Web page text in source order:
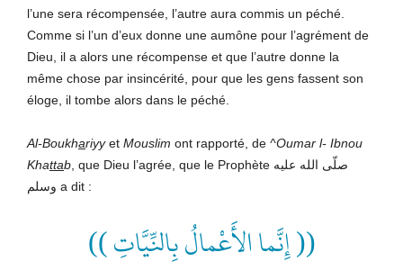
l’une sera récompensée, l’autre aura commis un péché.
Comme si l’un d’eux donne une aumône pour l’agrément de
Dieu, il a alors une récompense et que l’autre donne la
même chose par insincérité, pour que les gens fassent son
éloge, il tombe alors dans le péché.
Al-Boukhariyyet Mouslim ont rapporté, de ^Oumar l- Ibnou
Khattab , que Dieu l’agrée, que le Prophète صلّى الله عليه
وسلم a dit :
(( إِنَّما الأَعْمالُ بِالنِّيَّاتِ ))